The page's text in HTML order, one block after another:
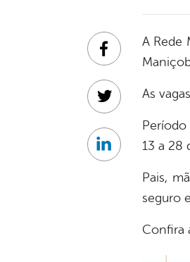
A Rede
As
13 a 28
Pais,
seguro
Confira
Facebook
Twitter
Linkedin